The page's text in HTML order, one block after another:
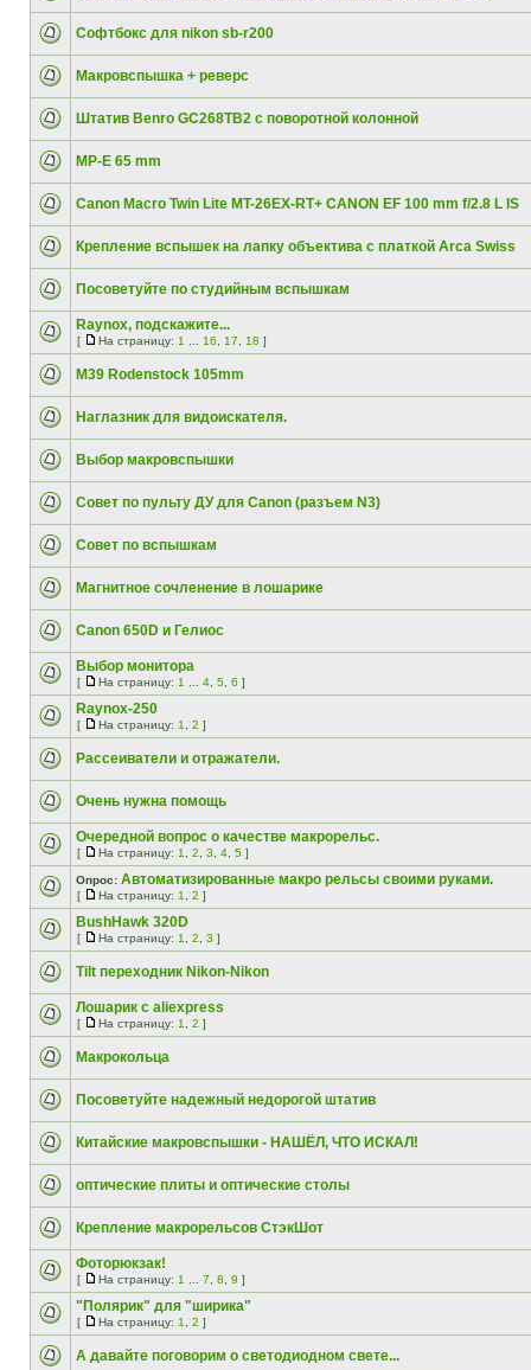
Софтбокс для nikon sb-r200
Макровспышка + реверс
Штатив Benro GC268TB2 с поворотной колонной
MP-E 65 mm
Canon Macro Twin Lite MT-26EX-RT+ CANON EF 100 mm f/2.8 L IS
Крепление вспышек на лапку объектива с платкой Arca Swiss
Посоветуйте по студийным вспышкам
Raynox, подскажите...
[ На страницу: 1 16 17 18 ]
M39 Rodenstock 105mm
Наглазник для видоискателя.
Выбор макровспышки
Совет по пульту ДУ для Canon (разъем N3)
Совет по вспышкам
Магнитное сочленение в лошарике
Canon 650D и Гелиос
Выбор монитора
[ На страницу: 1 4 5 6 ]
Raynox-250
[ На страницу: 1 2 ]
Рассеиватели и отражатели.
Очень нужна помощь
Очередной вопрос о качестве макрорельс.
[ На страницу: 1 2 3 4 5 ]
Опрос: Автоматизированные макро рельсы своими руками.
[ На страницу: 1 2 ]
BushHawk 320D
[ На страницу: 1 2 3 ]
Tilt переходник Nikon-Nikon
Лошарик с aliexpress
[ На страницу: 1 2 ]
Макрокольца
Посоветуйте надежный недорогой штатив
Китайские макровспышки - НАШЁЛ, ЧТО ИСКАЛ!
оптические плиты и оптические столы
Крепление макрорельсов СтэкШот
Фоторюкзак!
[ На страницу: 1 7 8 9 ]
"Полярик" для "ширика"
[ На страницу: 1 2 ]
А давайте поговорим о светодиодном свете...